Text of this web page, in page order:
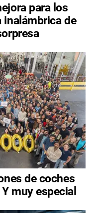
para los
inalámbrica de
de coches
muy especial